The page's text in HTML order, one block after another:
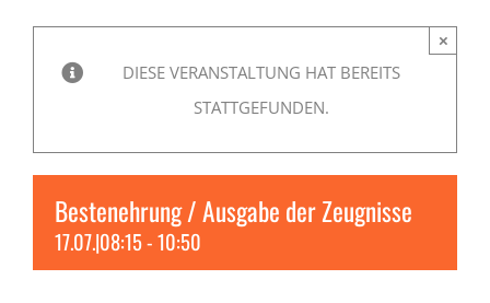
SERVICE
DIESE VERANSTALTUNG HAT BEREITS
STATTGEFUNDEN.
×
Bestenehrung / Ausgabe der Zeugnisse
17.07.|08:15-10:50